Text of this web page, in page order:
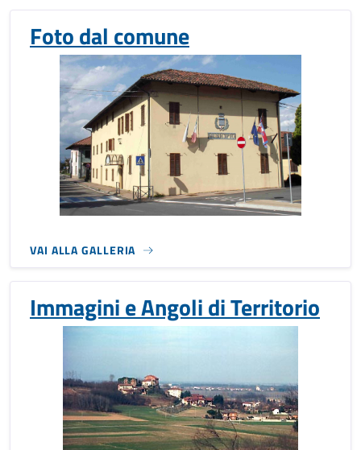
Foto dal comune
VAI ALLA GALLERIA
Immagini e Angoli di Territorio